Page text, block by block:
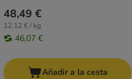
48,49 €
12,12 € / kg
46,07 €
Añadir a la cesta